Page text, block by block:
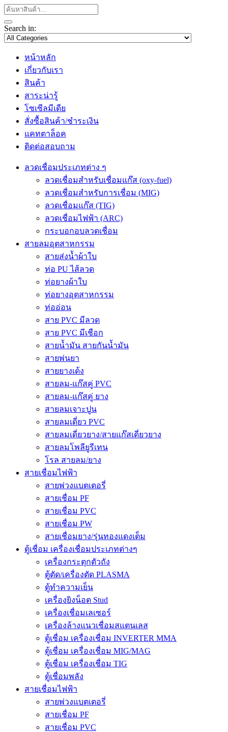
Search in:
หน้าหลัก
เกี่ยวกับเรา
สินค้า
สาระน่ารู้
โซเซีลมีเดีย
สั่งซื้อสินค้า/ชำระเงิน
แคทตาล็อค
ติดต่อสอบถาม
ลวดเชื่อมประเภทต่าง ๆ
ลวดเชื่อมสำหรับเชื่อมแก๊ส (oxy-fuel)
ลวดเชื่อมสำหรับการเชื่อม (MIG)
ลวดเชื่อมแก๊ส (TIG)
ลวดเชื่อมไฟฟ้า (ARC)
กระบอกอบลวดเชื่อม
สายลมอุตสาหกรรม
สายส่งน้ำผ้าใบ
ท่อ PU ไส้ลวด
ท่อยางผ้าใบ
ท่อยางอุตสาหกรรม
ท่ออ่อน
สาย PVC มีลวด
สาย PVC มีเชือก
สายน้ำมัน สายกันน้ำมัน
สายพ่นยา
สายยางเด้ง
สายลม-แก๊สคู่ PVC
สายลม-แก๊สคู่ ยาง
สายลมเจาะปูน
สายลมเดี่ยว PVC
สายลมเดี่ยวยาง/สายแก๊สเดี่ยวยาง
สายลมโพลียูรีเทน
โรล สายลม/ยาง
สายเชื่อมไฟฟ้า
สายพ่วงแบตเตอรี่
สายเชื่อม PF
สายเชื่อม PVC
สายเชื่อม PW
สายเชื่อมยาง/รุ่นทองแดงเต็ม
ตู้เชื่อม เครื่องเชื่อมประเภทต่างๆ
เครื่องกระตุกตัวถัง
ตู้ตัด/เครื่องตัด PLASMA
ตู้ทำความเย็น
เครื่องยิงน็อต Stud
เครื่องเชื่อมเลเซอร์
เครื่องล้างแนวเชื่อมสแตนเลส
ตู้เชื่อม เครื่องเชื่อม INVERTER MMA
ตู้เชื่อม เครื่องเชื่อม MIG/MAG
ตู้เชื่อม เครื่องเชื่อม TIG
ตู้เชื่อมพลัง
สายเชื่อมไฟฟ้า
สายพ่วงแบตเตอรี่
สายเชื่อม PF
สายเชื่อม PVC